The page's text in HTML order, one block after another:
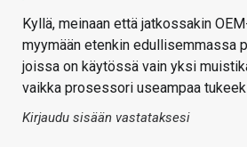
Kyllä, meinaan että jatkossakin
myymään etenkin edullisemmassa
joissa on käytössä vain yksi
vaikka prosessori useampaa
Kirjaudu sisään vastataksesi